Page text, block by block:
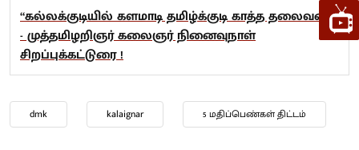
“கல்லக்குடியில் களமாடி தமிழ்க்குடி காத்த தலைவன்”
- முத்தமிழறிஞர் கலைஞர் நினைவுநாள்
சிறப்புக்கட்டுரை !
dmk kalaignar 5 மதிப்பெண்கள் திட்டம்